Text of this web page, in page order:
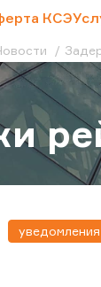
КСЭ
уведомления